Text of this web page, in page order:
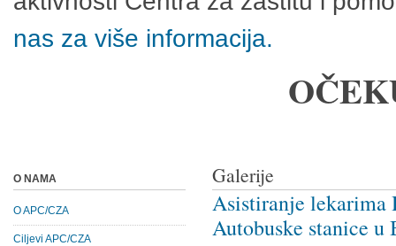
nas za više informacija.
Galerije
Asistiranje lekarima
Autobuske stanice u
O NAMA
O APC/CZA
Ciljevi APC/CZA